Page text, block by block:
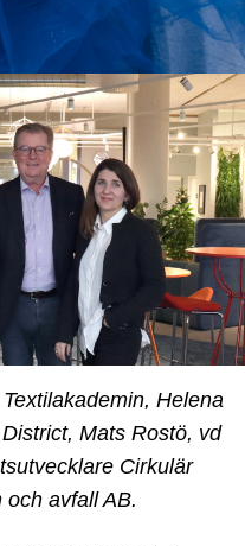
Helena
Mats Rostö, vd
Cirkulär
avfall AB.